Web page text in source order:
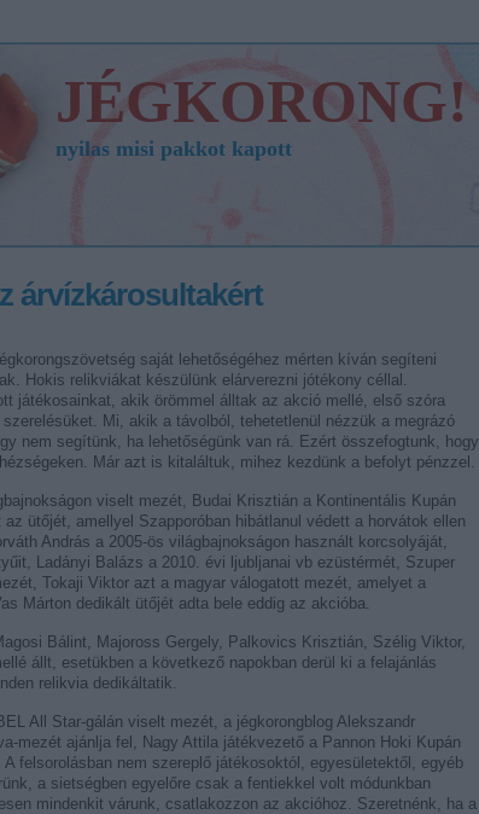
JÉGKORONG!
nyilas misi pakkot kapott
árvízkárosultakért
saját lehetőségéhez mérten kíván segíteni
Hokis relikviákat készülünk elárverezni jótékony céllal.
játékosainkat, akik örömmel álltak az akció mellé, első szóra
Mi, akik a távolból, tehetetlenül nézzük a megrázó
nem segítünk, ha lehetőségünk van rá. Ezért összefogtunk, hogy
Már azt is kitaláltuk, mihez kezdünk a befolyt pénzzel.
viselt mezét, Budai Krisztián a Kontinentális Kupán
ütőjét, amellyel Szapporóban hibátlanul védett a horvátok ellen
András a 2005-ös világbajnokságon használt korcsolyáját,
Ladányi Balázs a 2010. évi ljubljanai vb ezüstérmét, Szuper
Tokaji Viktor azt a magyar válogatott mezét, amelyet a
Márton dedikált ütőjét adta bele eddig az akcióba.
Bálint, Majoross Gergely, Palkovics Krisztián, Szélig Viktor,
állt, esetükben a következő napokban derül ki a felajánlás
relikvia dedikáltatik.
All Star-gálán viselt mezét, a jégkorongblog Alekszandr
mezét ajánlja fel, Nagy Attila játékvezető a Pannon Hoki Kupán
felsorolásban nem szereplő játékosoktól, egyesületektől, egyéb
a sietségben egyelőre csak a fentiekkel volt módunkban
mindenkit várunk, csatlakozzon az akcióhoz. Szeretnénk, ha a